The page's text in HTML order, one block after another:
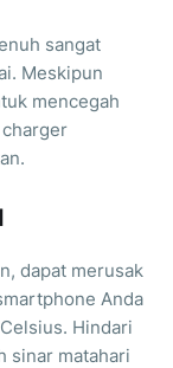
sangat
Meskipun
mencegah
dapat merusak
Anda
Hindari
sinar matahari